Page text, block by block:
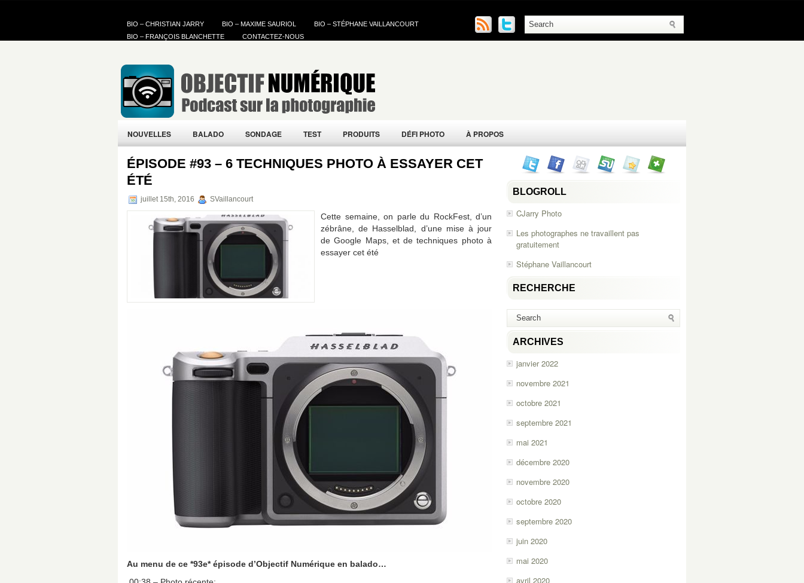
BIO – CHRISTIAN JARRY BIO – MAXIME SAURIOL
BIO – STÉPHANE VAILLANCOURT
BIO – FRANÇOIS BLANCHETTE
CONTACTEZ-NOUS
NOUVELLES BALADO SONDAGE TEST PRODUITS DÉFI PHOTO À PROPOS
ÉPISODE #93 – 6 TECHNIQUES PHOTO À ESSAYER CET
ÉTÉ
juillet 15th, 2016 SVaillancourt
Cette semaine, on parle du RockFest, d’un
zébrâne, de Hasselblad, d’une mise à jour
de Google Maps, et de techniques photo à
essayer cet été
Au menu de ce *93e* épisode d’Objectif Numérique en balado…
BLOGROLL
CJarry Photo
Les photographes ne travaillent pas
gratuitement
Stéphane Vaillancourt
RECHERCHE
ARCHIVES
janvier 2022
novembre 2021
octobre 2021
septembre 2021
mai 2021
décembre 2020
novembre 2020
octobre 2020
septembre 2020
juin 2020
mai 2020
avril 2020